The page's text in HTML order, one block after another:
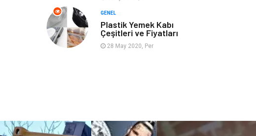
Bebek Giyim
GENEL
Plastik Yemek Kabı
Çeşitleri ve Fiyatları
28 May 2020, Per